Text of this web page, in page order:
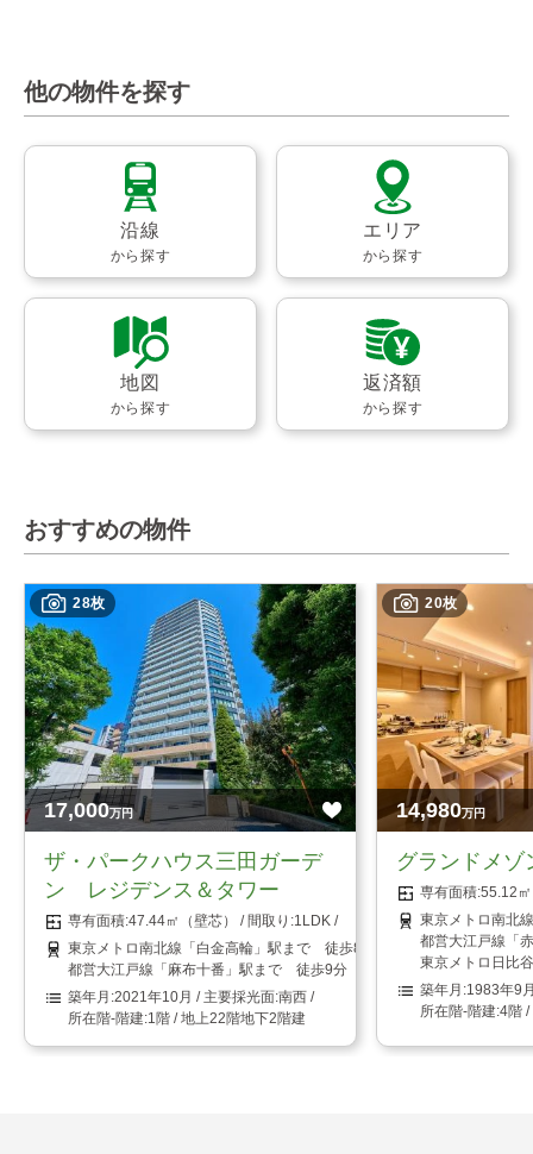
他の物件を探す
沿線
から探す
エリア
から探す
地図
から探す
返済額
から探す
おすすめの物件
28枚
17,000万円
ザ・パークハウス三田ガーデ
ン レジデンス＆タワー
47.44㎡（壁芯）
1LDK
東京メトロ南北線「白金高輪」駅まで 徒歩8分
都営大江戸線「麻布十番」駅まで 徒歩9分
2021年10月
南西
1階 / 地上22階地下2階建
20枚
14,980万円
グランドメゾ
55.12
東京メトロ南北
都営大江戸線「
東京メトロ日比
1983年9
4階 /